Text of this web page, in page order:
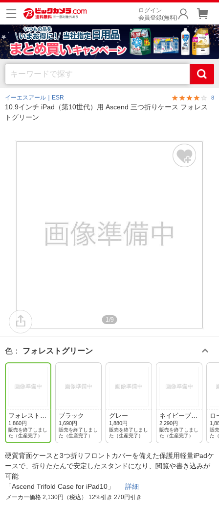
ログイン
会員登録(無料)
イーエスアール｜ESR 8
10.9インチ iPad（第10世代）用 Ascend 三つ折りケース フォレス
トグリーン
1/9
色 ： フォレストグリーン
フォレストグ
リーン
1,860円
販売を終了しまし
た（生産完了）
ブラック
1,690円
販売を終了しまし
た（生産完了）
グレー
1,880円
販売を終了しまし
た（生産完了）
ネイビーブル
ー
2,290円
販売を終了しまし
た（生産完了）
ロ
ド
販
た
硬質背面ケースと3つ折りフロントカバーを備えた保護用軽量iPadケ
ースで、折りたたんで安定したスタンドになり、閲覧や書き込みが
可能
「Ascend Trifold Case for iPad10」 詳細
メーカー価格 2,130円（税込） 12%引き 270円引き